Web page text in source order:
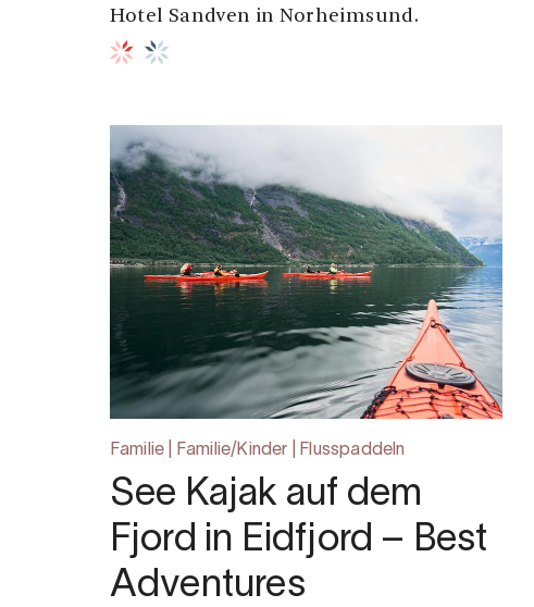
Hotel Sandven in Norheimsund.
Familie | Familie/Kinder | Flusspaddeln
See Kajak auf dem
Fjord in Eidfjord – Best
Adventures